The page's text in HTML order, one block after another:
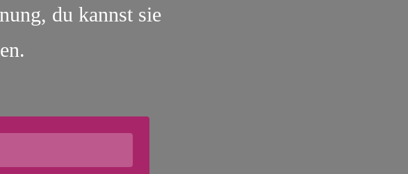
du kannst sie